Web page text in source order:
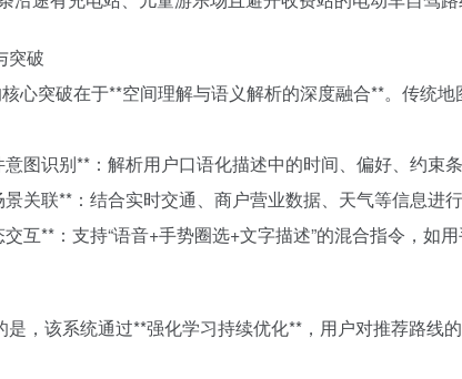
突破
核心突破在于**空间理解与语义解析的深度融合**。传统
意图识别**：解析用户口语化描述中的时间、偏好、约束
关联**：结合实时交通、商户营业数据、天气等信息进
互**：支持“语音+手势圈选+文字描述”的混合指令，如
是，该系统通过**强化学习持续优化**，用户对推荐路线